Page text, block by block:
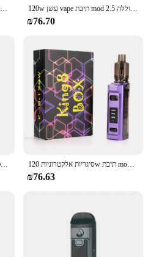
ערפיח מקורי nord 4 kit 80w vape עם סוללה 2000mah 4.5 מ ל nord4 pod מתאים rpm 2 סליל רשת אדים סיגריה 120w עשן vape תיבת mod ערכת סיגריות אלקטרונית 2000 סוללה 2.5 mah mah mah מתח מתכוונן vaporizer
₪76.70
מקורי הערפיח סל סל סל 2 ערכת מערכת 2000mah 80w vape dl/mtl מתאים rpm 2 pod מחסניות אדים סיגריה אלקטרונית סיגריות אלקטרוניות 120w תיבת mod ערכת 2000 סוללה Mah 2 מ ל 40w/80w/120 כוח מתכוונן שישה וויפ ערכות עט vape ערכות עט vape vape ערכות
₪76.63